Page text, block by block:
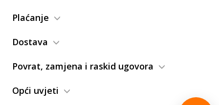
Plaćanje
Dostava
Povrat, zamjena i raskid ugovora
Opći uvjeti